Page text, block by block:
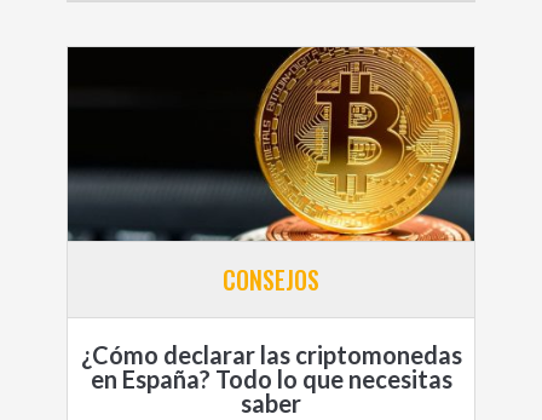
CONSEJOS
¿Cómo declarar las criptomonedas
en España? Todo lo que necesitas
saber